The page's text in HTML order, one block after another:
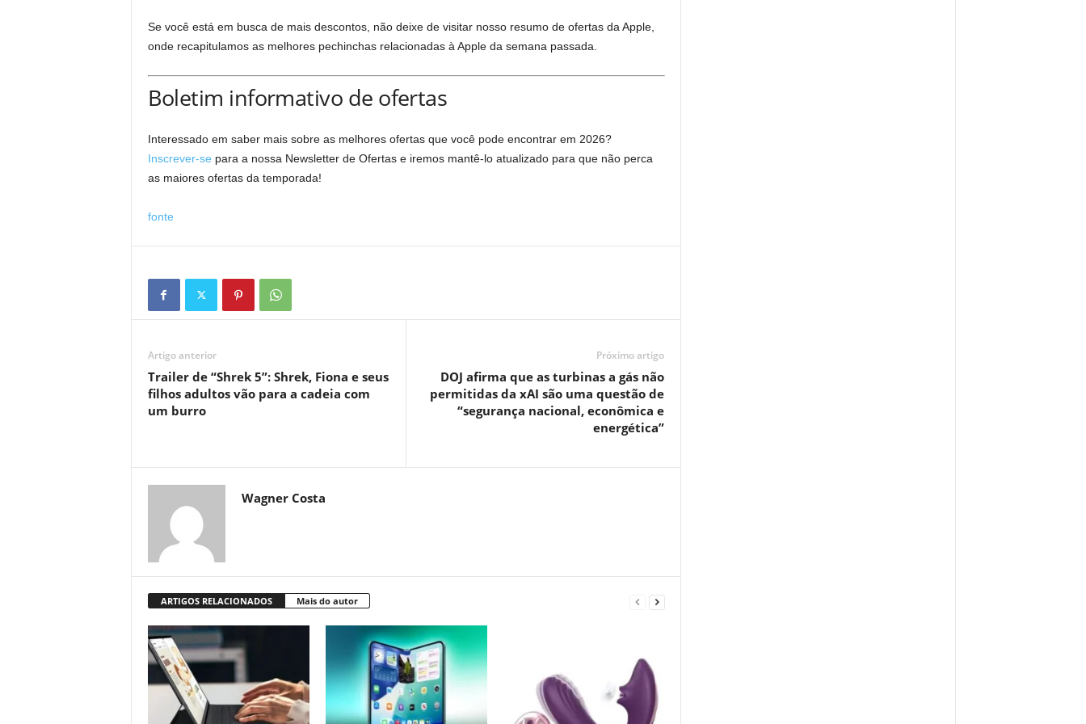
Se você está em busca de mais descontos, não deixe de visitar nosso resumo de ofertas da Apple,
onde recapitulamos as melhores pechinchas relacionadas à Apple da semana passada.
Boletim informativo de ofertas
Interessado em saber mais sobre as melhores ofertas que você pode encontrar em 2026?
Inscrever-se para a nossa Newsletter de Ofertas e iremos mantê-lo atualizado para que não perca
as maiores ofertas da temporada!
fonte
Artigo anterior
Trailer de “Shrek 5”: Shrek, Fiona e seus
filhos adultos vão para a cadeia com
um burro
Próximo artigo
DOJ afirma que as turbinas a gás não
permitidas da xAI são uma questão de
“segurança nacional, econômica e
energética”
Wagner Costa
ARTIGOS RELACIONADOS Mais do autor